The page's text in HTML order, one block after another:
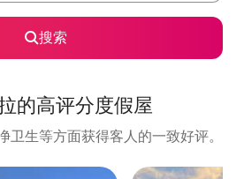
搜索
的高评分度假屋
卫生等方面获得客人的一致好评。